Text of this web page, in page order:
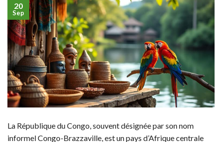
20
Sep
La République du Congo, souvent désignée par son nom
informel Congo-Brazzaville, est un pays d’Afrique centrale